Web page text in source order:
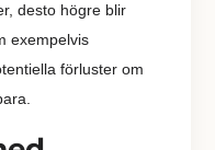
desto högre blir
exempelvis
förluster om